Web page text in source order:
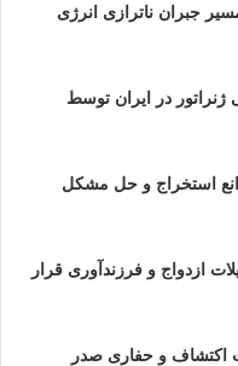
جبران ناترازی انرژی
روتور ۲۰۰ مگاواتی ژنراتور در ایران توسط
استخراج و حل مشکل
ازدواج و فرزندآوری قرار
اکتشاف و حفاری صدر